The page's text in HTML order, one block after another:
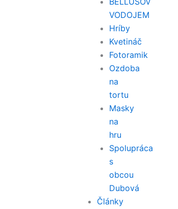
VODOJEM
Hríby
Kvetináč
Fotoramik
Ozdoba
na
tortu
Masky
na
hru
Spolupráca
s
obcou
Dubová
Články